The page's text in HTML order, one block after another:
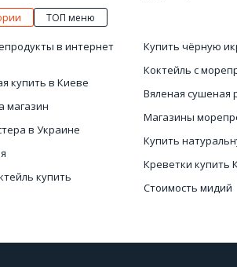
ТОП меню
в интернет
купить в Киеве
магазин
в Украине
купить
Купить чёрную
Коктейль с
Вяленая сушеная
Магазины
Купить
Креветки купить
Стоимость мидий